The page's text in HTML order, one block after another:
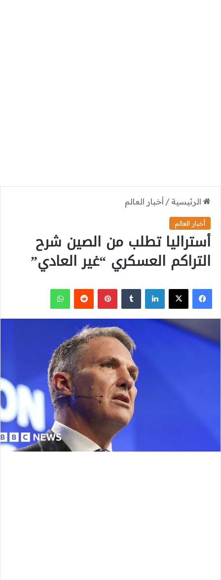
الرئيسية / أخبار العالم
أخبار العالم
أستراليا تطلب من الصين شرح
التراكم العسكري “غير العادي”
فيسبوك
‫X لينكدإن بينتيريست واتساب